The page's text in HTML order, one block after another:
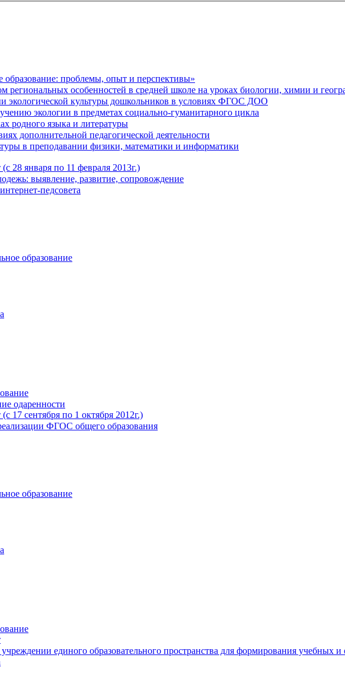
проблемы, опыт и перспективы»
региональных особенностей в средней школе на уроках биологии, химии и
культуры дошкольников в условиях ФГОС ДОО
экологии в предметах социально-гуманитарного цикла
родного языка и литературы
дополнительной педагогической деятельности
в преподавании физики, математики и информатики
28 января по 11 февраля 2013г.)
выявление, развитие, сопровождение
педсовета
образование
одаренности
17 сентября по 1 октября 2012г.)
ФГОС общего образования
образование
единого образовательного пространства для формирования учебных